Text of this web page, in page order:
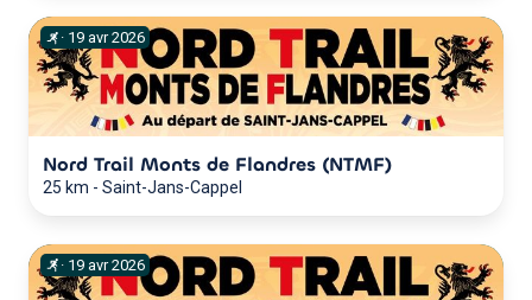
· 19 avr 2026
Nord Trail Monts de Flandres (NTMF)
25 km - Saint-Jans-Cappel
· 19 avr 2026